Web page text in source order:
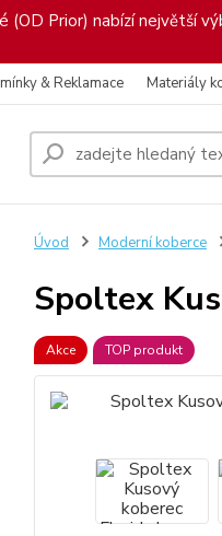
Prior) nabízí největší
& Reklamace Materiály
Úvod Moderní koberce
Spoltex
Akce TOP produkt